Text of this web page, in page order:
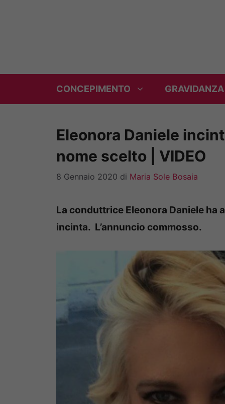
CONCEPIMENTO GRAVIDANZA
Eleonora Daniele
nome scelto | VIDEO
8 Gennaio 2020 di Maria Sole Bosaia
La conduttrice Eleonora Daniele ha
incinta. L’annuncio commosso.